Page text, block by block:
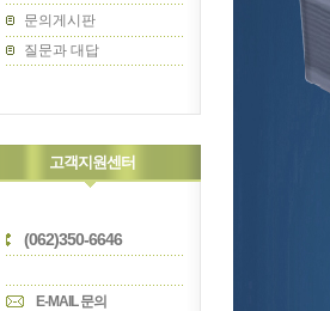
문의게시판
질문과 대답
고객지원센터
(062)350-6646
E-MAIL 문의